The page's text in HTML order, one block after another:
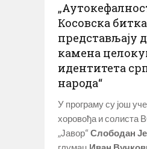
Косовска битка
представљају
камена
идентитета
народа“
У програму су још
хоровођа и солиста
„Јавор“ Слободан